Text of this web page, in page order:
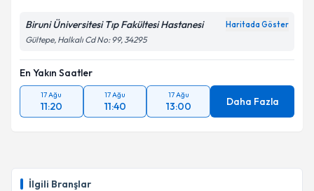
İlgili Branşlar
Biruni Üniversitesi Tıp Fakültesi Hastanesi Haritada Göster
Gültepe, Halkalı Cd No: 99, 34295
En Yakın Saatler
17 Ağu
11:20
17 Ağu
11:40
17 Ağu
13:00 Daha Fazla